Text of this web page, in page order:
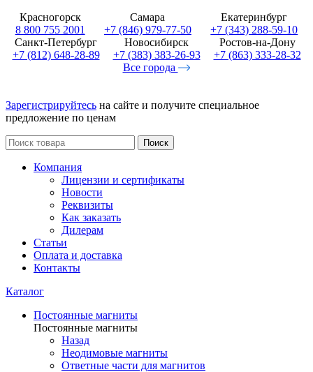
Красногорск
8 800 755 2001
Самара
+7 (846) 979-77-50
Екатеринбург
+7 (343) 288-59-10
Санкт-Петербург
+7 (812) 648-28-89
Новосибирск
+7 (383) 383-26-93
Ростов-на-Дону
+7 (863) 333-28-32
Все города
Зарегистрируйтесь на сайте и получите специальное
предложение по ценам
Поиск
Компания
Лицензии и сертификаты
Новости
Реквизиты
Как заказать
Дилерам
Статьи
Оплата и доставка
Контакты
Каталог
Постоянные магниты
Постоянные магниты
Назад
Неодимовые магниты
Ответные части для магнитов